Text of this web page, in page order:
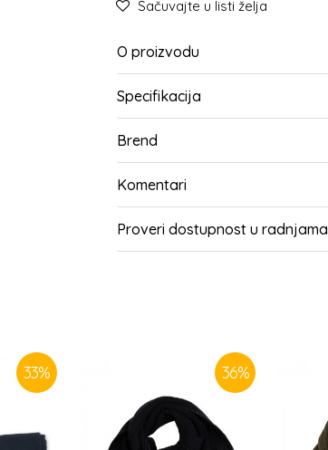
Sačuvajte u listi želja
O proizvodu
Specifikacija
Brend
Komentari
Proveri dostupnost u radnjama
33% 36%